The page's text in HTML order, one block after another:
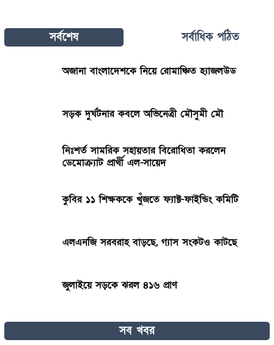
সর্বশেষ সর্বাধিক পঠিত
অজানা বাংলাদেশকে নিয়ে রোমাঞ্চিত হ্যাজলউড
সড়ক দুর্ঘটনার কবলে অভিনেত্রী মৌসুমী মৌ
নিঃশর্ত সামরিক সহায়তার বিরোধিতা করলেন
ডেমোক্র্যাট প্রার্থী এল-সায়েদ
কুবির ১১ শিক্ষককে খুঁজতে ফ্যাক্ট-ফাইন্ডিং কমিটি
এলএনজি সরবরাহ বাড়ছে, গ্যাস সংকটও কাটছে
জুলাইয়ে সড়কে ঝরল ৪১৬ প্রাণ
টিভিতে রবীন্দ্র প্রয়াণ দিবস
সব খবর